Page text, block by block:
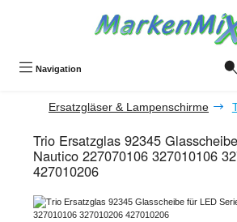
Navigation
Ersatzgläser & Lampenschirme
Trio Ersatzglas 92345
Nautico 227070106 327010106
427010206
Bildergalerie überspringen